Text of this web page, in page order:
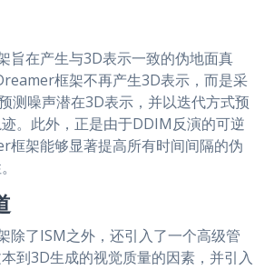
旨在产生与3D表示一致的伪地面真
框架不再产生3D表示，而是采
测噪声潜在3D表示，并以迭代方式预
。此外，正是由于DDIM反演的可逆
框架能够显著提高所有时间间隔的伪
除了ISM之外，还引入了一个高级管
到3D生成的视觉质量的因素，并引入